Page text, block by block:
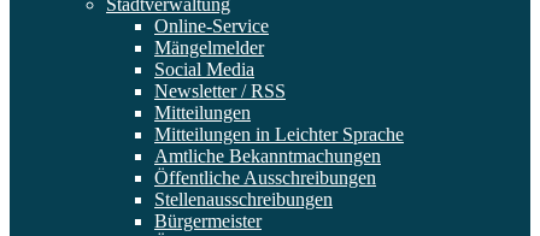
Stadtverwaltung
Online-Service
Mängelmelder
Social Media
Newsletter / RSS
Mitteilungen
Mitteilungen in Leichter Sprache
Amtliche Bekanntmachungen
Öffentliche Ausschreibungen
Stellenausschreibungen
Bürgermeister